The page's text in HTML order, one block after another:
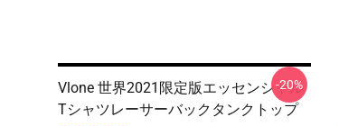
Vlone 世界2021限定版エッセンシャル
Tシャツレーサーバックタンクトップ
-20%